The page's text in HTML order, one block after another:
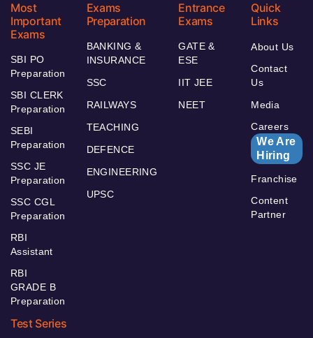
Most
Important
Exams
SBI PO
Preparation
SBI CLERK
Preparation
SEBI
Preparation
SSC JE
Preparation
SSC CGL
Preparation
RBI
Assistant
RBI
GRADE B
Preparation
Exams
Preparation
BANKING &
INSURANCE
SSC
RAILWAYS
TEACHING
DEFENCE
ENGINEERING
UPSC
Entrance
Exams
GATE &
ESE
IIT JEE
NEET
Quick
Links
About Us
Contact
Us
Media
Careers
We Are
Hiring
Franchise
Content
Partner
Test Series